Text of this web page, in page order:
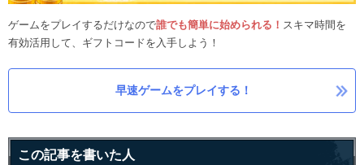
ゲームをプレイするだけなので誰でも簡単に始められる！ スキマ時間を
有効活用して、ギフトコードを入手しよう！
早速ゲームをプレイする！
この記事を書いた人